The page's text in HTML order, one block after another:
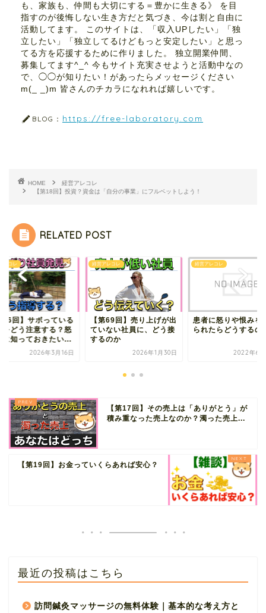
も、家族も、仲間も大切にする＝豊かに生きる》 を目
指すのが後悔しない生き方だと気づき、今は割と自由に
活動してます。 このサイトは、「収入UPしたい」「独
立したい」「独立してるけどもっと安定したい」と思っ
てる方を応援するために作りました。 独立開業仲間、
募集してます^_^ 今もサイト充実させようと活動中なの
で、◯◯が知りたい！があったらメッセージください
m(_ _)m 皆さんのチカラになれれば嬉しいです。
BLOG： https://free-laboratory.com
HOME
経営アレコレ
【第18回】投資？資金は「自分の事業」にフルベットしよう！
RELATED POST
レコレ
96回】サボっている
をどう注意する？怒
に知っておきたい...
2026年3月16日
経営アレコレ
【第69回】売り上げが出
ていない社員に、どう接
するのか
2026年1月30日
経営アレコレ
患者に怒りや恨みを
られたらどうするの
2022年6
【第17回】その売上は「ありがとう」が
積み重なった売上なのか？濁った売上...
【第19回】お金っていくらあれば安心？
最近の投稿はこちら
訪問鍼灸マッサージの無料体験｜基本的な考え方と